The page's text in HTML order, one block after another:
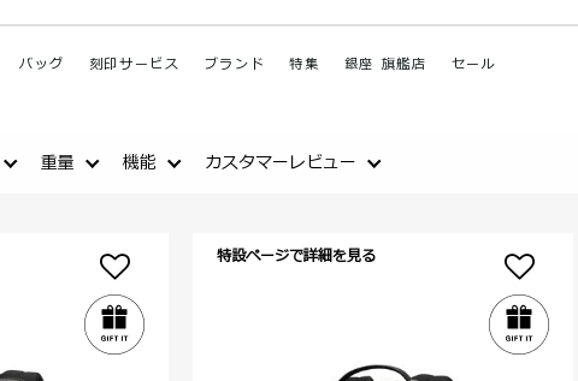
バッグ 刻印サービス ブランド 特集 銀座 旗艦店 セール
重量 機能 カスタマーレビュー
特設ページで詳細を見る